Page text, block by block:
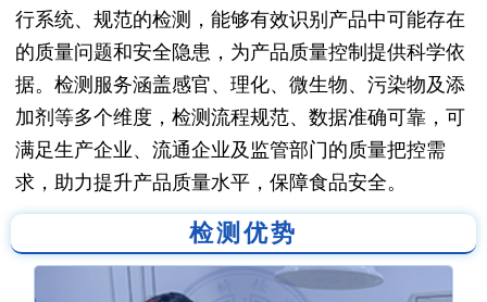
行系统、规范的检测，能够有效识别产品中可能存在
的质量问题和安全隐患，为产品质量控制提供科学依
据。检测服务涵盖感官、理化、微生物、污染物及添
加剂等多个维度，检测流程规范、数据准确可靠，可
满足生产企业、流通企业及监管部门的质量把控需
求，助力提升产品质量水平，保障食品安全。
检测优势